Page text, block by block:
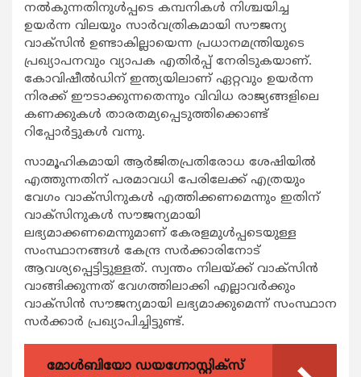
നല്‍കുന്നതിനുള്‍പ്പടെ കമ്പനികള്‍ നിശ്ചയിച്ച
ഉയര്‍ന്ന വിലയും സാര്‍വത്രികമായി സൗജന്യ
വാക്സിന്‍ ഉണ്ടാകില്ലായെന്ന പ്രധാനമന്ത്രിയുടെ
പ്രഖ്യാപനവും വ്യാപക എതിര്‍പ്പ് നേരിടുകയാണ്.
കോവിഷീല്‍ഡിന് ഇന്ത്യയിലാണ് ഏറ്റവും ഉയര്‍ന്ന
നിരക്ക് ഈടാക്കുന്നതെന്നും വിവിധ രാജ്യങ്ങളിലെ
കണക്കുകള്‍ താരതമ്യപ്പെടുത്തിക്കൊണ്ട്
റിപ്പോര്‍ട്ടുകള്‍ വന്നു.
സാമൂഹികമായി ആര്‍ജിതപ്രതിരോധ ശേഷിയില്‍
എത്തുന്നതിന് പരമാവധി പേരിലേക്ക് എത്രയും
വേഗം വാക്സിനുകള്‍ എത്തിക്കണമെന്നും ഇതിന്
വാക്സിനുകള്‍ സൗജന്യമായി
ലഭ്യമാക്കണമെന്നുമാണ് കേരളമുള്‍പ്പടെയുള്ള
സംസ്ഥാനങ്ങള്‍ കേന്ദ്ര സര്‍ക്കാരിനോട്
ആവശ്യപ്പെട്ടിട്ടുള്ളത്. സ്വന്തം നിലയ്ക്ക് വാക്സിന്‍
വാങ്ങിക്കുന്നത് വേഗത്തിലാക്കി എല്ലാവര്‍ക്കും
വാക്സിന്‍ സൗജന്യമായി ലഭ്യമാക്കുമെന്ന് സംസ്ഥാന
സര്‍ക്കാര്‍ പ്രഖ്യാപിച്ചിട്ടുണ്ട്.
മോൾബിയോ ഡയഗ്നോസ്റ്റിക്സ്